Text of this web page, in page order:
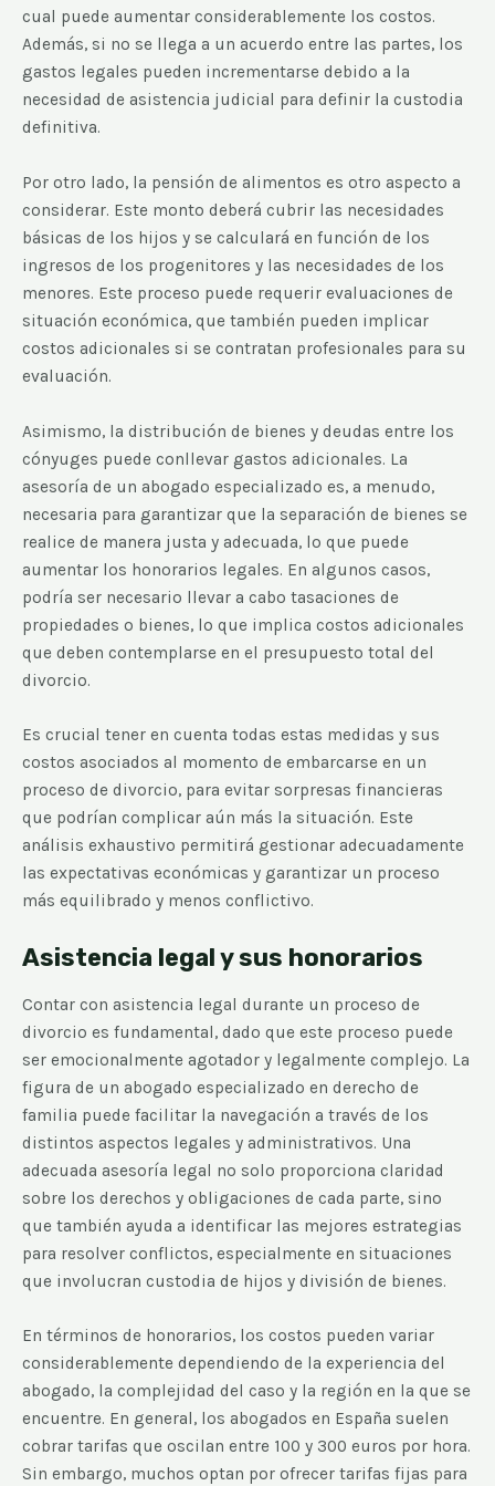
cual puede aumentar considerablemente los costos.
Además, si no se llega a un acuerdo entre las partes, los
gastos legales pueden incrementarse debido a la
necesidad de asistencia judicial para definir la custodia
definitiva.
Por otro lado, la pensión de alimentos es otro aspecto a
considerar. Este monto deberá cubrir las necesidades
básicas de los hijos y se calculará en función de los
ingresos de los progenitores y las necesidades de los
menores. Este proceso puede requerir evaluaciones de
situación económica, que también pueden implicar
costos adicionales si se contratan profesionales para su
evaluación.
Asimismo, la distribución de bienes y deudas entre los
cónyuges puede conllevar gastos adicionales. La
asesoría de un abogado especializado es, a menudo,
necesaria para garantizar que la separación de bienes se
realice de manera justa y adecuada, lo que puede
aumentar los honorarios legales. En algunos casos,
podría ser necesario llevar a cabo tasaciones de
propiedades o bienes, lo que implica costos adicionales
que deben contemplarse en el presupuesto total del
divorcio.
Es crucial tener en cuenta todas estas medidas y sus
costos asociados al momento de embarcarse en un
proceso de divorcio, para evitar sorpresas financieras
que podrían complicar aún más la situación. Este
análisis exhaustivo permitirá gestionar adecuadamente
las expectativas económicas y garantizar un proceso
más equilibrado y menos conflictivo.
Asistencia legal y sus honorarios
Contar con asistencia legal durante un proceso de
divorcio es fundamental, dado que este proceso puede
ser emocionalmente agotador y legalmente complejo. La
figura de un abogado especializado en derecho de
familia puede facilitar la navegación a través de los
distintos aspectos legales y administrativos. Una
adecuada asesoría legal no solo proporciona claridad
sobre los derechos y obligaciones de cada parte, sino
que también ayuda a identificar las mejores estrategias
para resolver conflictos, especialmente en situaciones
que involucran custodia de hijos y división de bienes.
En términos de honorarios, los costos pueden variar
considerablemente dependiendo de la experiencia del
abogado, la complejidad del caso y la región en la que se
encuentre. En general, los abogados en España suelen
cobrar tarifas que oscilan entre 100 y 300 euros por hora.
Sin embargo, muchos optan por ofrecer tarifas fijas para